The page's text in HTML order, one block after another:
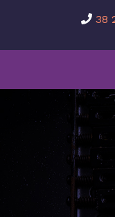
38